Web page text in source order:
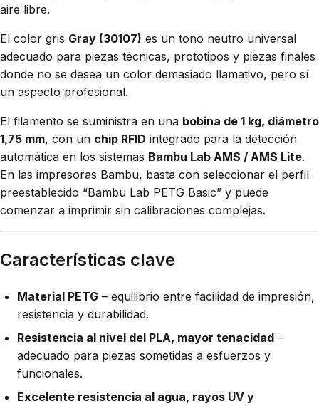
aire libre.
El color gris Gray (30107) es un tono neutro universal
adecuado para piezas técnicas, prototipos y piezas finales
donde no se desea un color demasiado llamativo, pero sí
un aspecto profesional.
El filamento se suministra en una bobina de 1 kg, diámetro
1,75 mm, con un chip RFID integrado para la detección
automática en los sistemas Bambu Lab AMS / AMS Lite.
En las impresoras Bambu, basta con seleccionar el perfil
preestablecido “Bambu Lab PETG Basic” y puede
comenzar a imprimir sin calibraciones complejas.
Características clave
Material PETG – equilibrio entre facilidad de impresión,
resistencia y durabilidad.
Resistencia al nivel del PLA, mayor tenacidad –
adecuado para piezas sometidas a esfuerzos y
funcionales.
Excelente resistencia al agua, rayos UV y